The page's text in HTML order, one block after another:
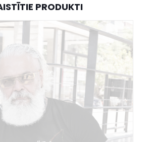
PRODUKTI